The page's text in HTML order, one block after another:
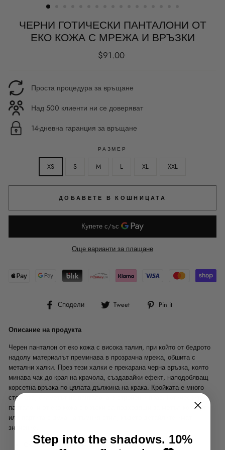
ЧЕРНИ ГОТИЧЕСКИ ПАНТАЛОНИ ОТ
ЕКО КОЖА С МРЕЖА И ВРЪЗКИ
Редовна
$91.00
Проста процедура за връщане
Над 500 клиенти ни се доверяват
14-дневна гаранция за връщане
РАЗМЕР
XS S M L XL XXL
ДОБАВЕТЕ В КОШНИЦАТА
Още варианти за плащане
Сподели
СподелиTweet
Tweet
Pin it
Описание на продукта
Черен панталон от еко кожа с висока талия, при който от бедрото
надолу материалът преминава в прозрачна мрежа, обшита с
метални халки. През тези халки е прекарана черна връзка, която
минава чак до края на крачола, създавайки ефект, наподобяващ
корсетна връзка по цялата дължина на крака. Кройката е много
стегната, силуетът на панталона е стройен и прав. Готическите
панталони от еко кожа с връзки са подходящи за метъл концерти
или партита в духа на тъмния стил, където детайлите имат
значение.
Състав:Полиуретан 50%, Полиестер 50%
Step into the shadows. 10%